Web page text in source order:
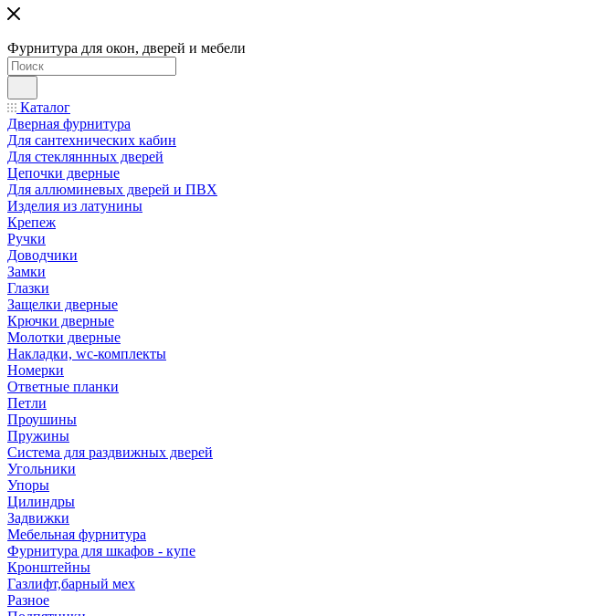
Фурнитура для окон, дверей и мебели
Каталог
Дверная фурнитура
Для сантехнических кабин
Для стекляннных дверей
Цепочки дверные
Для аллюминевых дверей и ПВХ
Изделия из латунины
Крепеж
Ручки
Доводчики
Замки
Глазки
Защелки дверные
Крючки дверные
Молотки дверные
Накладки, wc-комплекты
Номерки
Ответные планки
Петли
Проушины
Пружины
Система для раздвижных дверей
Угольники
Упоры
Цилиндры
Задвижки
Мебельная фурнитура
Фурнитура для шкафов - купе
Кронштейны
Газлифт,барный мех
Разное